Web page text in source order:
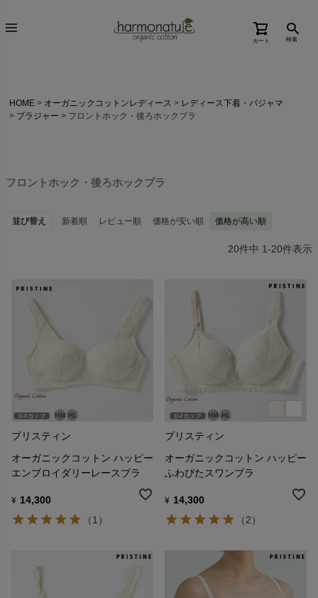
カート 検索
HOME オーガニックコットンレディース
レディース下着・パジャマ
ブラジャー
フロントホック・後ろホックブラ
フロントホック・後ろホックブラ
並び替え 新着順 レビュー順 価格が安い順 価格が高い順
20件中 1-20件表示
プリスティン
オーガニックコットン ハッピー
エンブロイダリーレースブラ
¥ 14,300
（1）
プリスティン
オーガニックコットン ハッピー
ふわぴたスワンブラ
¥ 14,300
（2）